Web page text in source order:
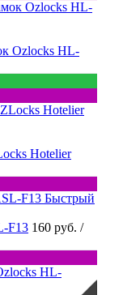
Ozlocks HL-
Hotelier
Быстрый
F13 160 руб. /